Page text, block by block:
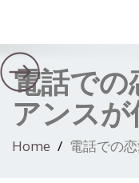
電話での
アンス
Home 電話での